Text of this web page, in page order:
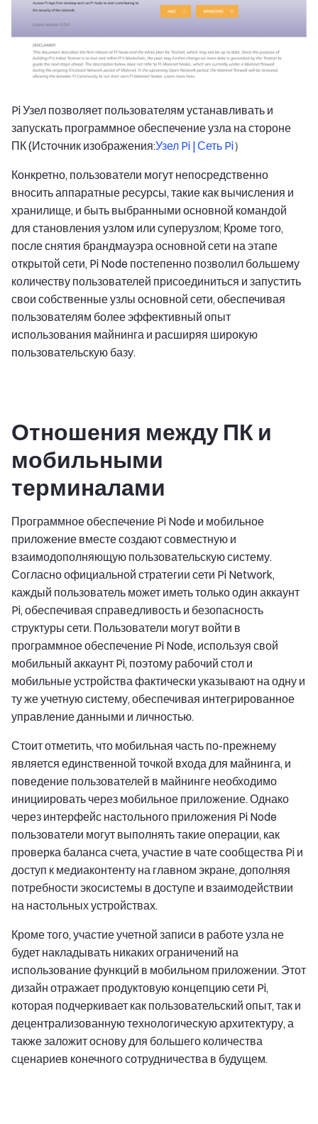
Pi Узел позволяет пользователям устанавливать и
запускать программное обеспечение узла на стороне
ПК (Источник изображения:Узел Pi | Сеть Pi）
Конкретно, пользователи могут непосредственно
вносить аппаратные ресурсы, такие как вычисления и
хранилище, и быть выбранными основной командой
для становления узлом или суперузлом; Кроме того,
после снятия брандмауэра основной сети на этапе
открытой сети, Pi Node постепенно позволил большему
количеству пользователей присоединиться и запустить
свои собственные узлы основной сети, обеспечивая
пользователям более эффективный опыт
использования майнинга и расширяя широкую
пользовательскую базу.
Отношения между ПК и
мобильными
терминалами
Программное обеспечение Pi Node и мобильное
приложение вместе создают совместную и
взаимодополняющую пользовательскую систему.
Согласно официальной стратегии сети Pi Network,
каждый пользователь может иметь только один аккаунт
Pi, обеспечивая справедливость и безопасность
структуры сети. Пользователи могут войти в
программное обеспечение Pi Node, используя свой
мобильный аккаунт Pi, поэтому рабочий стол и
мобильные устройства фактически указывают на одну и
ту же учетную систему, обеспечивая интегрированное
управление данными и личностью.
Стоит отметить, что мобильная часть по-прежнему
является единственной точкой входа для майнинга, и
поведение пользователей в майнинге необходимо
инициировать через мобильное приложение. Однако
через интерфейс настольного приложения Pi Node
пользователи могут выполнять такие операции, как
проверка баланса счета, участие в чате сообщества Pi и
доступ к медиаконтенту на главном экране, дополняя
потребности экосистемы в доступе и взаимодействии
на настольных устройствах.
Кроме того, участие учетной записи в работе узла не
будет накладывать никаких ограничений на
использование функций в мобильном приложении. Этот
дизайн отражает продуктовую концепцию сети Pi,
которая подчеркивает как пользовательский опыт, так и
децентрализованную технологическую архитектуру, а
также заложит основу для большего количества
сценариев конечного сотрудничества в будущем.